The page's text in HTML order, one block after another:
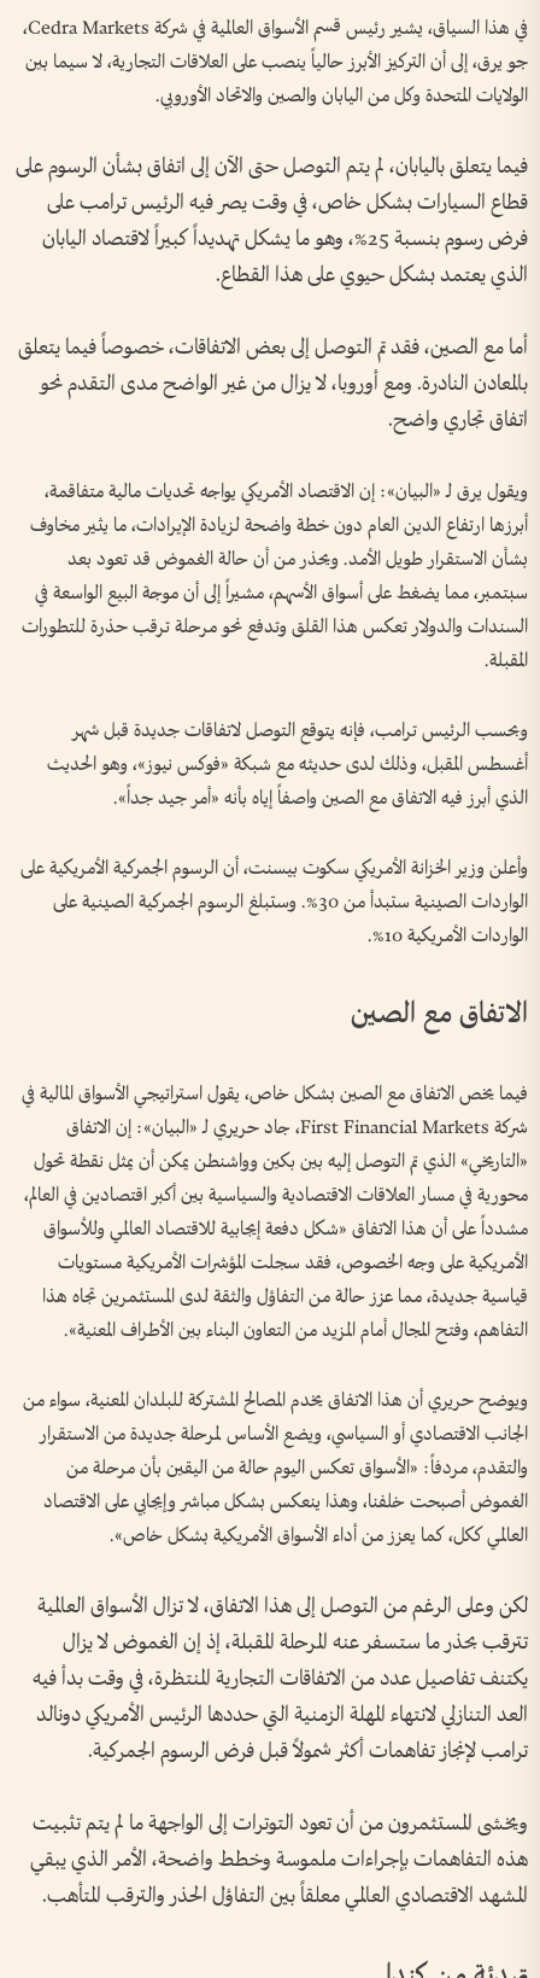
في هذا السياق، يشير رئيس قسم الأسواق العالمية في شركة Cedra Markets،
جو يرق، إلى أن التركيز الأبرز حالياً ينصب على العلاقات التجارية، لا سيما بين
الولايات المتحدة وكل من اليابان والصين والاتحاد الأوروبي.
فيما يتعلق باليابان، لم يتم التوصل حتى الآن إلى اتفاق بشأن الرسوم على
قطاع السيارات بشكل خاص، في وقت يصر فيه الرئيس ترامب على
فرض رسوم بنسبة 25%، وهو ما يشكل تهديداً كبيراً لاقتصاد اليابان
الذي يعتمد بشكل حيوي على هذا القطاع.
أما مع الصين، فقد تم التوصل إلى بعض الاتفاقات، خصوصاً فيما يتعلق
بالمعادن النادرة. ومع أوروبا، لا يزال من غير الواضح مدى التقدم نحو
اتفاق تجاري واضح.
ويقول يرق لـ «البيان»: إن الاقتصاد الأمريكي يواجه تحديات مالية متفاقمة،
أبرزها ارتفاع الدين العام دون خطة واضحة لزيادة الإيرادات، ما يثير مخاوف
بشأن الاستقرار طويل الأمد. ويحذر من أن حالة الغموض قد تعود بعد
سبتمبر، مما يضغط على أسواق الأسهم، مشيراً إلى أن موجة البيع الواسعة في
السندات والدولار تعكس هذا القلق وتدفع نحو مرحلة ترقب حذرة للتطورات
المقبلة.
وبحسب الرئيس ترامب، فإنه يتوقع التوصل لاتفاقات جديدة قبل شهر
أغسطس المقبل، وذلك لدى حديثه مع شبكة «فوكس نيوز»، وهو الحديث
الذي أبرز فيه الاتفاق مع الصين واصفاً إياه بأنه «أمر جيد جداً».
وأعلن وزير الخزانة الأمريكي سكوت بيسنت، أن الرسوم الجمركية الأمريكية على
الواردات الصينية ستبدأ من 30%. وستبلغ الرسوم الجمركية الصينية على
الواردات الأمريكية 10%.
الاتفاق مع الصين
فيما يخص الاتفاق مع الصين بشكل خاص، يقول استراتيجي الأسواق المالية في
شركة First Financial Markets، جاد حريري لـ «البيان»: إن الاتفاق
«التاريخي» الذي تم التوصل إليه بين بكين وواشنطن يمكن أن يمثل نقطة تحول
محورية في مسار العلاقات الاقتصادية والسياسية بين أكبر اقتصادين في العالم،
مشدداً على أن هذا الاتفاق «شكل دفعة إيجابية للاقتصاد العالمي وللأسواق
الأمريكية على وجه الخصوص، فقد سجلت المؤشرات الأمريكية مستويات
قياسية جديدة، مما عزز حالة من التفاؤل والثقة لدى المستثمرين تجاه هذا
التفاهم، وفتح المجال أمام المزيد من التعاون البناء بين الأطراف المعنية».
ويوضح حريري أن هذا الاتفاق يخدم المصالح المشتركة للبلدان المعنية، سواء من
الجانب الاقتصادي أو السياسي، ويضع الأساس لمرحلة جديدة من الاستقرار
والتقدم، مردفاً: «الأسواق تعكس اليوم حالة من اليقين بأن مرحلة من
الغموض أصبحت خلفنا، وهذا ينعكس بشكل مباشر وإيجابي على الاقتصاد
العالمي ككل، كما يعزز من أداء الأسواق الأمريكية بشكل خاص».
لكن وعلى الرغم من التوصل إلى هذا الاتفاق، لا تزال الأسواق العالمية
تترقب بحذر ما ستسفر عنه المرحلة المقبلة، إذ إن الغموض لا يزال
يكتنف تفاصيل عدد من الاتفاقات التجارية المنتظرة، في وقت بدأ فيه
العد التنازلي لانتهاء المهلة الزمنية التي حددها الرئيس الأمريكي دونالد
ترامب لإنجاز تفاهمات أكثر شمولاً قبل فرض الرسوم الجمركية.
ويخشى المستثمرون من أن تعود التوترات إلى الواجهة ما لم يتم تثبيت
هذه التفاهمات بإجراءات ملموسة وخطط واضحة، الأمر الذي يبقي
المشهد الاقتصادي العالمي معلقاً بين التفاؤل الحذر والترقب المتأهب.